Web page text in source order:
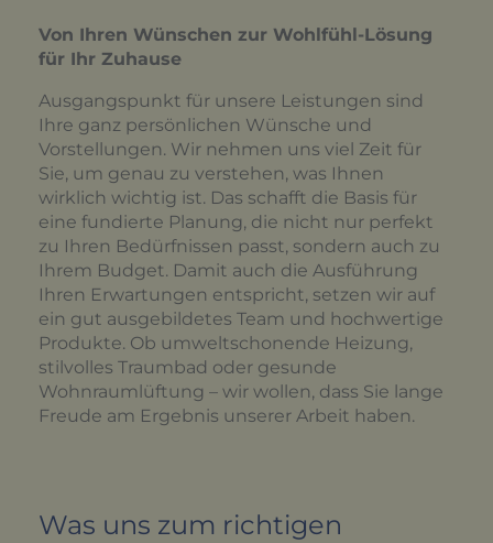
Von Ihren Wünschen zur Wohlfühl-Lösung
für Ihr Zuhause
Ausgangspunkt für unsere Leistungen sind
Ihre ganz persönlichen Wünsche und
Vorstellungen. Wir nehmen uns viel Zeit für
Sie, um genau zu verstehen, was Ihnen
wirklich wichtig ist. Das schafft die Basis für
eine fundierte Planung, die nicht nur perfekt
zu Ihren Bedürfnissen passt, sondern auch zu
Ihrem Budget. Damit auch die Ausführung
Ihren Erwartungen entspricht, setzen wir auf
ein gut ausgebildetes Team und hochwertige
Produkte. Ob umweltschonende Heizung,
stilvolles Traumbad oder gesunde
Wohnraumlüftung – wir wollen, dass Sie lange
Freude am Ergebnis unserer Arbeit haben.
Was uns zum richtigen